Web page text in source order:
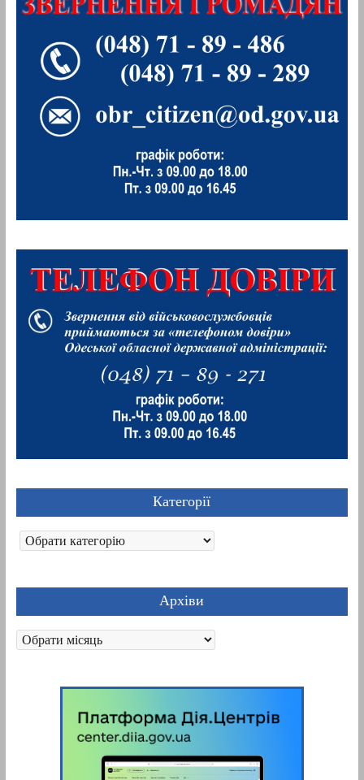
Категорії
Категорії
Архіви
Архіви